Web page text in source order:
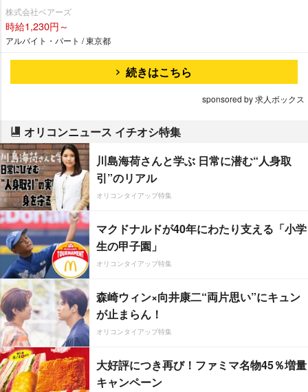
株式会社ベアーズ
時給1,230円～
アルバイト・パート / 東京都
続きはこちら
sponsored by 求人ボックス
オリコンニュース イチオシ特集
川島海荷さんと学ぶ 日常に潜む“人身取
引”のリアル
オリコンタイアップ特集
マクドナルドが40年にわたり支える「小学
生の甲子園」
オリコンタイアップ特集
森崎ウィン×向井康二“両片思い”にキュン
が止まらん！
オリコンタイアップ特集
大好評につき再び！ファミマ名物45％増量
キャンペーン